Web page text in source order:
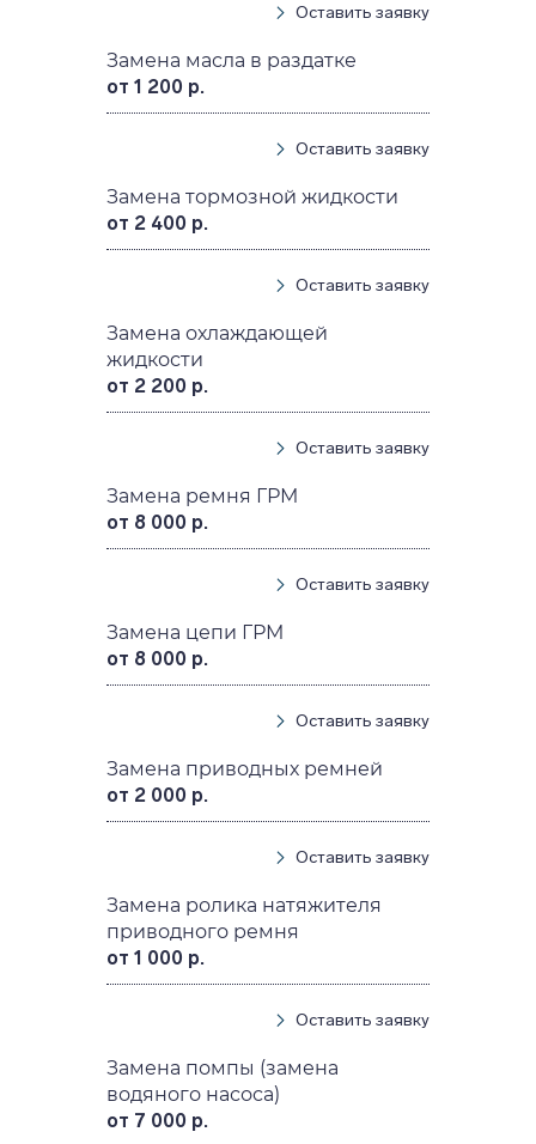
Оставить заявку
Замена масла в раздатке
от 1 200 р.
Оставить заявку
Замена тормозной жидкости
от 2 400 р.
Оставить заявку
Замена охлаждающей
жидкости
от 2 200 р.
Оставить заявку
Замена ремня ГРМ
от 8 000 р.
Оставить заявку
Замена цепи ГРМ
от 8 000 р.
Оставить заявку
Замена приводных ремней
от 2 000 р.
Оставить заявку
Замена ролика натяжителя
приводного ремня
от 1 000 р.
Оставить заявку
Замена помпы (замена
водяного насоса)
от 7 000 р.